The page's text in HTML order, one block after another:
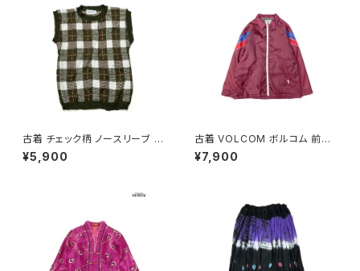
古着 チェック柄 ノースリーブ ベ
スト 緑 (ttu2501125)
¥5,900
古着 VOLCOM ボルコム 前開
き 無地 ブランドロゴ 刺繍 ナイ
ロン100％ 長袖 アウター ライト
¥7,900